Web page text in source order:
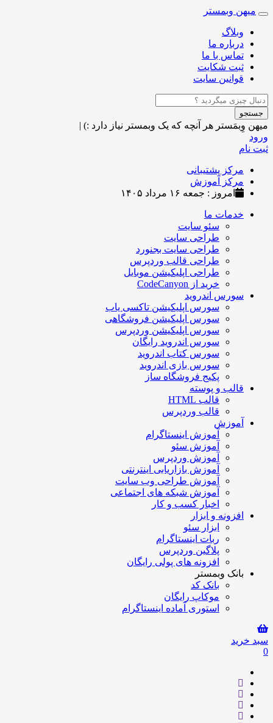
Toggle
navigation
میهن وبمستر
وبلاگ
درباره ما
تماس با ما
ثبت شکایت
قوانین سایت
جستجو
میهن وِبمَستر هر آنچه که یک وبمستر نیاز دارد :) |
ورود
ثبت نام
مرکز پشتیبانی
مرکز آموزش
امروز : جمعه ۱۶ مرداد ۱۴۰۵
خدمات ما
سئو سایت
طراحی سایت
طراحی سایت بجنورد
طراحی قالب وردپرس
طراحی اپلیکیشن موبایل
خرید از CodeCanyon
سورس اندروید
سورس اپلیکیشن تاکسی یاب
سورس اپلیکیشن فروشگاهی
سورس اپلیکیشن وردپرس
سورس اندروید رایگان
سورس کتاب اندروید
سورس بازی اندروید
پکیج فروشگاه ساز
قالب و پوسته
قالب HTML
قالب وردپرس
آموزش
آموزش اینستاگرام
آموزش سئو
آموزش وردپرس
آموزش بازاریابی اینترنتی
آموزش طراحی وب سایت
آموزش شبکه های اجتماعی
اخبار کسب و کار
افزونه و ابزار
ابزار سئو
ربات اینستاگرام
پلاگین وردپرس
افزونه های پولی رایگان
بانک وبمستر
بانک کد
موکاپ رایگان
استوری آماده اینستاگرام
سبد خرید
0